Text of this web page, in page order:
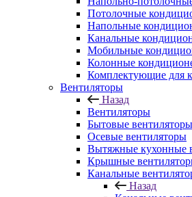
Потолочные
Напольные
Канальные
Мобильные
Колонные
Комплектующие для
Вентиляторы
Назад
Вентиляторы
Бытовые вентиляторы
Осевые вентиляторы
Вытяжные кухонные
Крышные
Канальные
Назад